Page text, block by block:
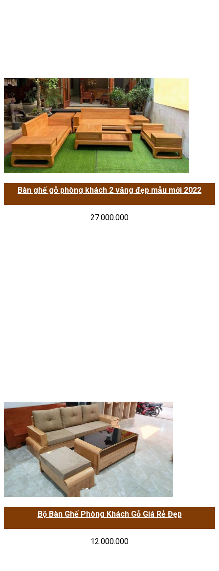
Bàn ghế gỗ phòng khách 2 văng đẹp mẫu mới 2022
27.000.000
Bộ Bàn Ghế Phòng Khách Gỗ Giá Rẻ Đẹp
12.000.000